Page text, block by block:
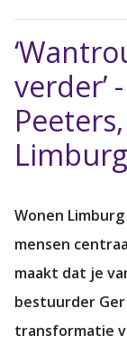
verder’
Limburg
Wonen
mensen
maakt dat je
bestuurder
transformatie